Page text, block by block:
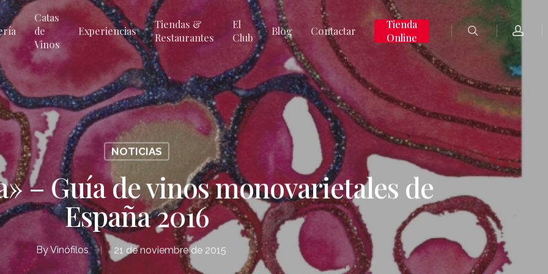
Catas
de
Vinos
Experiencias
Tiendas &
Restaurantes
El
Club
Blog Contactar
Tienda
Online
search
NOTICIAS
– Guía de vinos monovarietales de
España 2016
ByVinófilos 21 de noviembre de 2015